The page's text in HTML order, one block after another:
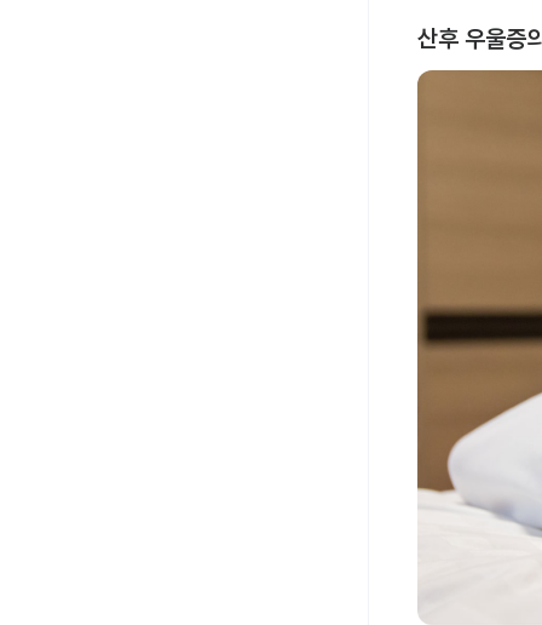
산후 우울증